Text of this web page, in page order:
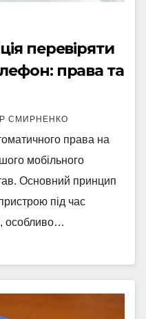
перевіряти
права та
СМИРНЕНКО
права на
мобільного
Основний принцип
під час
особливо…